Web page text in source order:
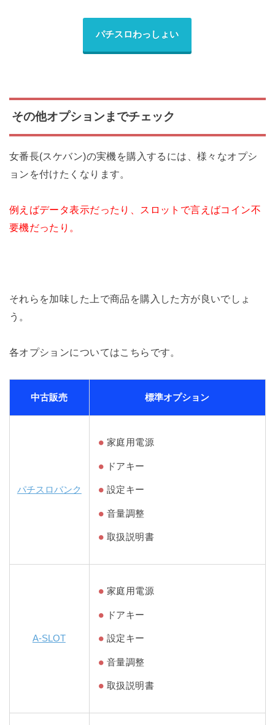
パチスロわっしょい
その他オプションまでチェック
女番長(スケバン)の実機を購入するには、様々なオプシ
ョンを付けたくなります。
例えばデータ表示だったり、スロットで言えばコイン不
要機だったり。
それらを加味した上で商品を購入した方が良いでしょ
う。
各オプションについてはこちらです。
中古販売 標準オプション
パチスロバンク
家庭用電源
ドアキー
設定キー
音量調整
取扱説明書
A-SLOT
家庭用電源
ドアキー
設定キー
音量調整
取扱説明書